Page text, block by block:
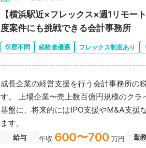
【横浜駅近×フレックス×週1リモー
度案件にも挑戦できる会計事務所
学歴不問 経験者優遇 フレックス制度あり
成長企業の経営支援を行う会計事務所の
す。 上場企業〜売上数百億円規模のク
基盤に、将来的にはIPO支援やM&A支援
ます。
給与 年収 600〜700 万円 勤